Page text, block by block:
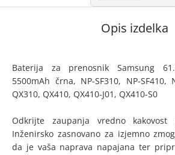
Opis izdelka
Baterija za prenosnik Samsung
5500mAh črna, NP-SF310, NP-SF410,
QX310, QX410, QX410-J01, QX410-S0
Odkrijte zaupanja vredno kakovost
Inženirsko zasnovano za izjemno
da je vaša naprava napajana ter